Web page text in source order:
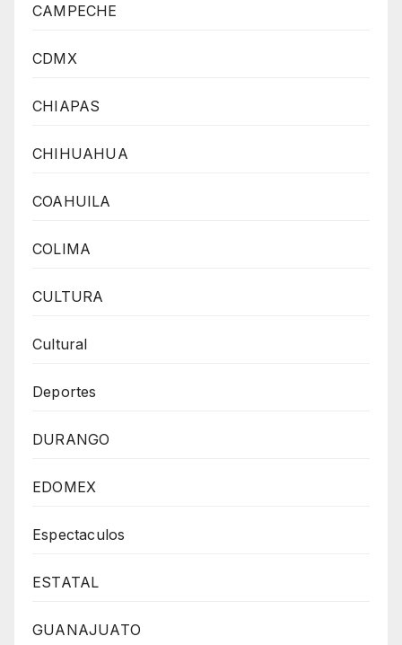
CAMPECHE
CDMX
CHIAPAS
CHIHUAHUA
COAHUILA
COLIMA
CULTURA
Cultural
Deportes
DURANGO
EDOMEX
Espectaculos
ESTATAL
GUANAJUATO